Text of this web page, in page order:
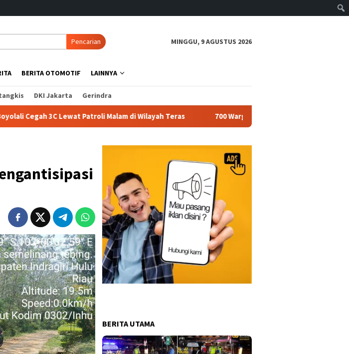
Pencarian MINGGU, 9 AGUSTUS 2026
BERITA OTOMOTIF LAINNYA
DKI Jakarta Gerindra
3C Lewat Patroli Malam di Wilayah Teras 700 Warga Ramaikan Sedekah Waduk Cengklik,
BERITA UTAMA